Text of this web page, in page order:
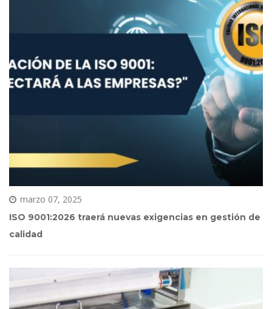
marzo 07, 2025
ISO 9001:2026 traerá nuevas exigencias en gestión de
calidad